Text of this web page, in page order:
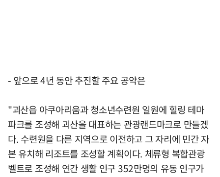
- 앞으로 4년 동안 추진할 주요 공약은
"괴산읍 아쿠아리움과 청소년수련원 일원에 힐링 테마
파크를 조성해 괴산을 대표하는 관광랜드마크로 만들겠
다. 수련원을 다른 지역으로 이전하고 그 자리에 민간 자
본 유치해 리조트를 조성할 계획이다. 체류형 복합관광
벨트로 조성해 연간 생활 인구 352만명의 유동 인구가